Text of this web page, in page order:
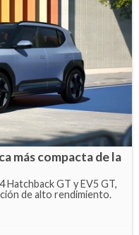
más compacta de la
Hatchback GT y EV5 GT,
de alto rendimiento.